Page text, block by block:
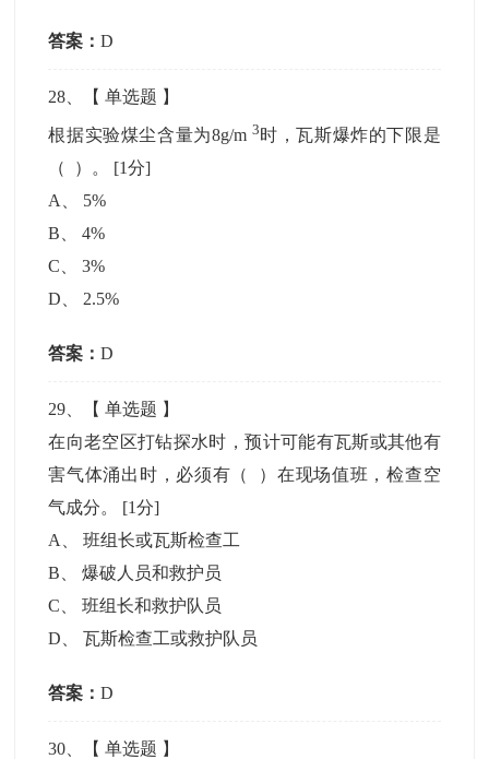
答案：D
28 、【单选题 】
根据实验煤尘含量为8g/m 3时，瓦斯爆炸的下限是
（ ）。 [1分]
A
5%
B 、4%
C 、3%
D
2.5%
答案：D
29 、【单选题 】
在向老空区打钻探水时，预计可能有瓦斯或其他有
害气体涌出时，必须有（ ）在现场值班，检查空
气成分。 [1分]
A
、班组长或瓦斯检查工
B 、爆破人员和救护员
C 、班组长和救护队员
D 、瓦斯检查工或救护队员
答案：D
30 、【单选题 】